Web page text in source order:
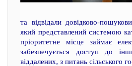
та відвідали довідково-
який представлений системою
пріоритетне місце займає
забезпечується доступ до
віддалених, з питань сільського